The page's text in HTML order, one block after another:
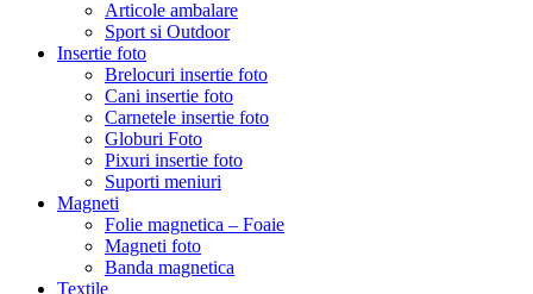
Articole ambalare
Sport si Outdoor
Insertie foto
Brelocuri insertie foto
Cani insertie foto
Carnetele insertie foto
Globuri Foto
Pixuri insertie foto
Suporti meniuri
Magneti
Folie magnetica – Foaie
Magneti foto
Banda magnetica
Textile